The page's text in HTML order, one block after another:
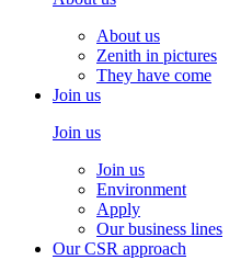
About us
Zenith in pictures
They have come
Join us
Join us
Join us
Environment
Apply
Our business lines
Our CSR approach